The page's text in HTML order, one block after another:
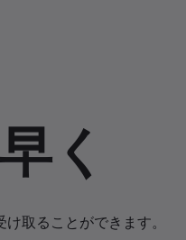
く
取ることができます。